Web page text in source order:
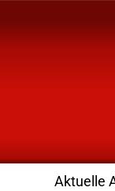
–
Aktuelle